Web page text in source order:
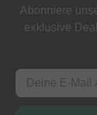
Abonniere
exklusive